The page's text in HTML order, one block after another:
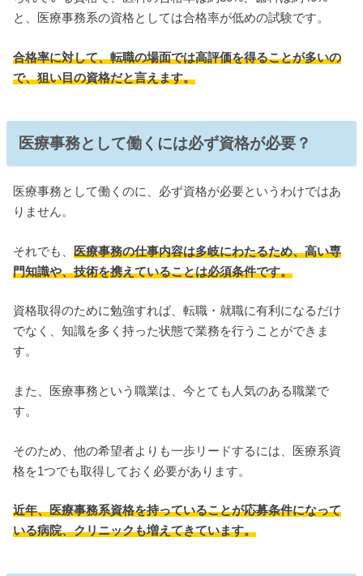
と、医療事務系の資格としては合格率が低めの試験です。
合格率に対して、転職の場面では高評価を得ることが多いの
で、狙い目の資格だと言えます。
医療事務として働くには必ず資格が必要？
医療事務として働くのに、必ず資格が必要というわけではあ
りません。
それでも、医療事務の仕事内容は多岐にわたるため、高い専
門知識や、技術を携えていることは必須条件です。
資格取得のために勉強すれば、転職・就職に有利になるだけ
でなく、知識を多く持った状態で業務を行うことができま
す。
また、医療事務という職業は、今とても人気のある職業で
す。
そのため、他の希望者よりも一歩リードするには、医療系資
格を1つでも取得しておく必要があります。
近年、医療事務系資格を持っていることが応募条件になって
いる病院、クリニックも増えてきています。